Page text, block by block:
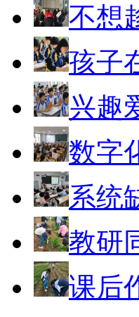
不想
孩子
兴趣
数字
系统
教研
课后